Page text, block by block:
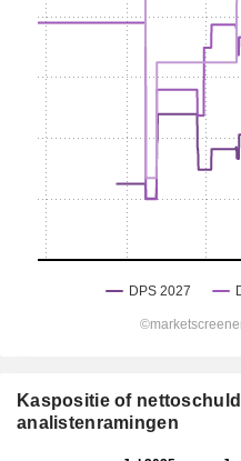
Kaspositie of
analistenramingen